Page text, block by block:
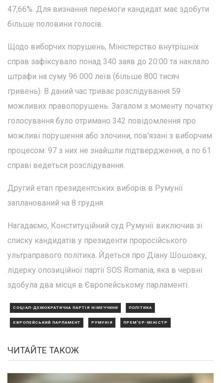
47,66%. Для визнання перемоги кандидат має здобути
більше половини голосів.
Щодо виборчих порушень, Міністерство внутрішніх
справ зафіксувало понад 340 заяв до 20:00 та наклало
штрафи на суму 96 000 леїв (більше 800 тисяч
гривень). В даний час триває розслідування 59
можливих правопорушень. Загалом з моменту початку
голосування було отримано 342 повідомлення про
можливі порушення або злочини, пов'язані з виборчим
процесом: 97 з них не знайшли підтвердження, а по 61
справі ведеться розслідування.
Другий етап президентських виборів в Румунії
запланований на 8 грудня.
Нагадаємо, Конституційний суд Румунії виключив зі
списку кандидатів у президенти проросійського
ультраправого політика. Йдеться про Діану Шошоаку,
лідерку опозиційної партії SOS Romania, яка в червні
здобула два місця в Європейському парламенті.
СОЦІАЛ-ДЕМОКРАТИЧНА ПАРТІЯ НІМЕЧЧИНИ ПОЛІТИКА
ЄВРОПЕЙСЬКИЙ ПАРЛАМЕНТ РУМУНІЯ ПРЕМ'ЄР-МІНІСТР
ЧИТАЙТЕ ТАКОЖ